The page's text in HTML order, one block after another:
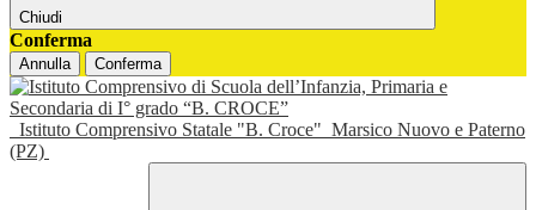
Chiudi
Conferma
Annulla Conferma
Istituto Comprensivo Statale "B. Croce" Marsico Nuovo e Paterno
(PZ)